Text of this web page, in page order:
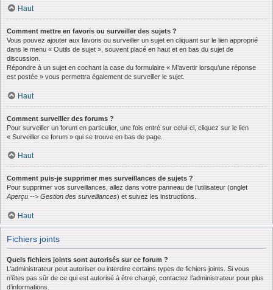
Haut
Comment mettre en favoris ou surveiller des sujets ?
Vous pouvez ajouter aux favoris ou surveiller un sujet en cliquant sur le lien approprié
dans le menu « Outils de sujet », souvent placé en haut et en bas du sujet de
discussion.
Répondre à un sujet en cochant la case du formulaire « M’avertir lorsqu’une réponse
est postée » vous permettra également de surveiller le sujet.
Haut
Comment surveiller des forums ?
Pour surveiller un forum en particulier, une fois entré sur celui-ci, cliquez sur le lien
« Surveiller ce forum » qui se trouve en bas de page.
Haut
Comment puis-je supprimer mes surveillances de sujets ?
Pour supprimer vos surveillances, allez dans votre panneau de l’utilisateur (onglet
Aperçu --> Gestion des surveillances) et suivez les instructions.
Haut
Fichiers joints
Quels fichiers joints sont autorisés sur ce forum ?
L’administrateur peut autoriser ou interdire certains types de fichiers joints. Si vous
n’êtes pas sûr de ce qui est autorisé à être chargé, contactez l’administrateur pour plus
d’informations.